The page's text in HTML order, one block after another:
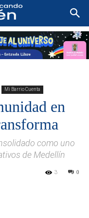
Mi Barrio Cuenta
en
como uno
de Medellín
0
3